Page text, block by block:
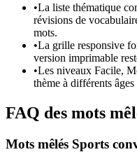
•La liste thématique
révisions de
mots.
•La grille responsive
version imprimable
•Les niveaux Facile,
thème à différents
FAQ des mots
Mots mêlés Sports